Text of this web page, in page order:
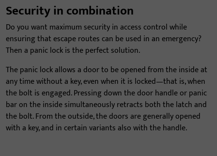
Security in combination
Do you want maximum security in access control while
ensuring that escape routes can be used in an emergency?
Then a panic lock is the perfect solution.
The panic lock allows a door to be opened from the inside at
any time without a key, even when it is locked—that is, when
the bolt is engaged. Pressing down the door handle or panic
bar on the inside simultaneously retracts both the latch and
the bolt. From the outside, the doors are generally opened
with a key, and in certain variants also with the handle.